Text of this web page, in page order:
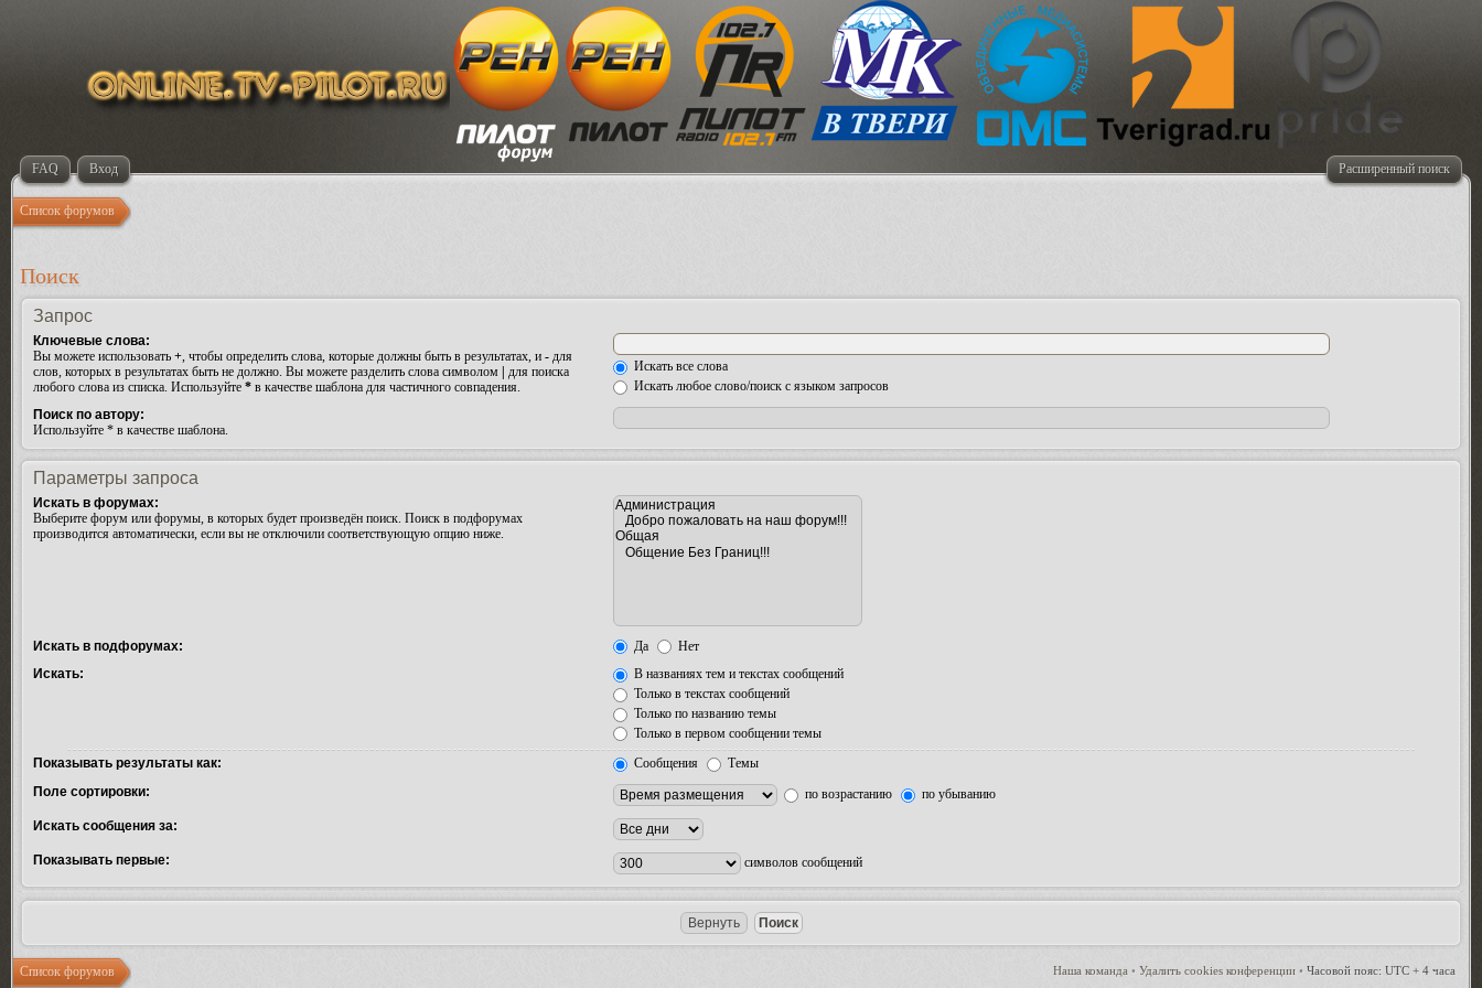
Расширенный поиск
FAQ Вход
Список форумов
Поиск
Запрос
Ключевые слова:
Вы можете использовать +, чтобы определить слова, которые должны быть в результатах, и - для
слов, которых в результатах быть не должно. Вы можете разделить слова символом
для поиска
любого слова из списка. Используйте * в качестве шаблона для частичного совпадения.
Искать все слова
Искать любое слово/поиск с языком запросов
Поиск по автору:
Используйте * в качестве шаблона.
Параметры запроса
Искать в форумах:
Выберите форум или форумы, в которых будет произведён поиск. Поиск в подфорумах
производится автоматически, если вы не отключили соответствующую опцию ниже.
Искать в подфорумах: Да
Нет
Искать:
В названиях тем и текстах сообщений
Только в текстах сообщений
Только по названию темы
Только в первом сообщении темы
Показывать результаты как:
Сообщения
Темы
Поле сортировки:
по возрастанию по убыванию
Искать сообщения за:
Показывать первые: символов сообщений
Наша команда • Удалить cookies конференции • Часовой пояс: UTC + 4 часа
Список форумов